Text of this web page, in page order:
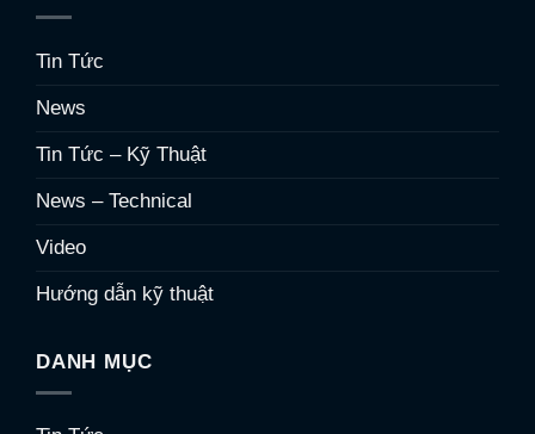
Tin Tức
News
Tin Tức – Kỹ Thuật
News – Technical
Video
Hướng dẫn kỹ thuật
DANH MỤC